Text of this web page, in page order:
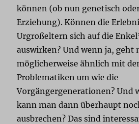
können (ob nun genetisch
Erziehung). Können die
Urgroßeltern sich auf die
auswirken? Und wenn ja, geht
möglicherweise ähnlich mit
Problematiken um wie die
Vorgängergenerationen? Und
kann man dann überhaupt
ausbrechen? Das sind